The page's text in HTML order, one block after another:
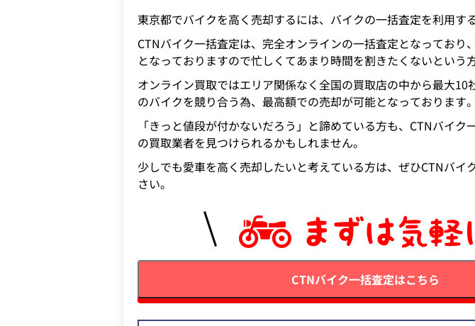
東京都でバイクを高く売却するには、バイクの一括査定を利用す
CTNバイク一括査定は、完全オンラインの一括査定となっており
となっておりますので忙しくてあまり時間を割きたくないという
オンライン買取ではエリア関係なく全国の買取店の中から最大10
のバイクを競り合う為、最高額での売却が可能となっております。
「きっと値段が付かないだろう」と諦めている方も、CTNバイク
の買取業者を見つけられるかもしれません。
少しでも愛車を高く売却したいと考えている方は、ぜひCTNバイ
さい。
CTNバイク一括査定はこちら